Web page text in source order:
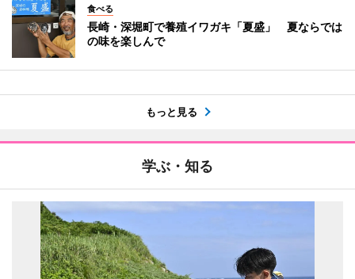
食べる
長崎・深堀町で養殖イワガキ「夏盛」 夏ならでは
の味を楽しんで
もっと見る
学ぶ・知る